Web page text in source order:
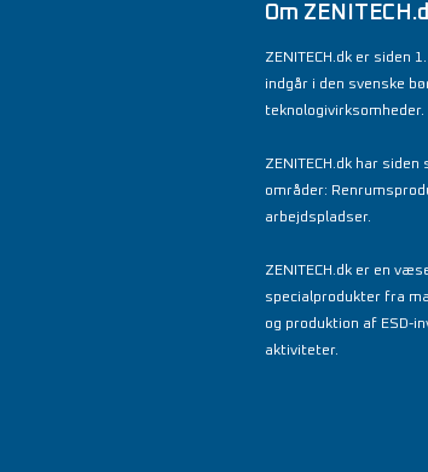
Om
ZENITECH.dk er siden
indgår i den svenske
teknologivirksomheder.
ZENITECH.dk har
områder:
arbejdspladser.
ZENITECH.dk er en
specialprodukter fra
og produktion af ESD-
aktiviteter.